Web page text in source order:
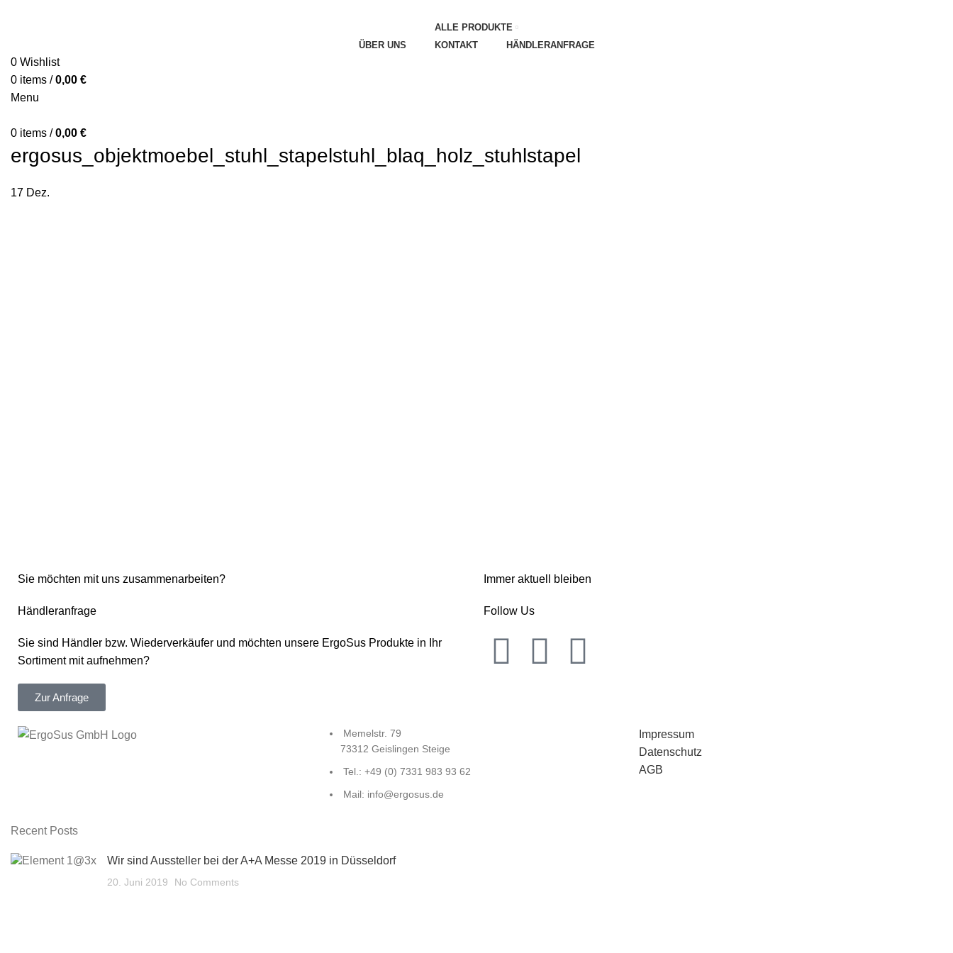
ALLE PRODUKTE
ÜBER UNS
KONTAKT HÄNDLERANFRAGE
0 Wishlist
0 items / 0,00 €
Menu
0 items / 0,00 €
ergosus_objektmoebel_stuhl_stapelstuhl_blaq_holz_stuhlstapel
17 Dez.
Sie möchten mit uns zusammenarbeiten?
Händleranfrage
Sie sind Händler bzw. Wiederverkäufer und möchten unsere ErgoSus Produkte in Ihr
Sortiment mit aufnehmen?
Zur Anfrage
Immer aktuell bleiben
Follow Us
Memelstr. 79
73312 Geislingen Steige
Tel.: +49 (0) 7331 983 93 62
Mail: info@ergosus.de
Impressum
Datenschutz
AGB
Recent Posts
Wir sind Aussteller bei der A+A Messe 2019 in Düsseldorf
20. Juni 2019 No Comments